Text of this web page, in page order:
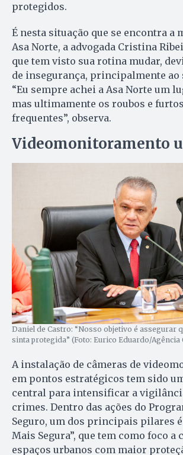
protegidos.
É nesta situação que se encontra a
Asa Norte, a advogada Cristina
que tem visto sua rotina mudar,
de insegurança, principalmente ao
“Eu sempre achei a Asa Norte um
mas ultimamente os roubos e
frequentes”, observa.
Videomonitoramento
Daniel de Castro: “Nosso objetivo é assegurar
sinta protegida” (Foto: Eurico Eduardo/Agência
A instalação de câmeras de
em pontos estratégicos tem sido
central para intensificar a
crimes. Dentro das ações do
Seguro, um dos principais pilares é
Mais Segura”, que tem como foco a
espaços urbanos com maior